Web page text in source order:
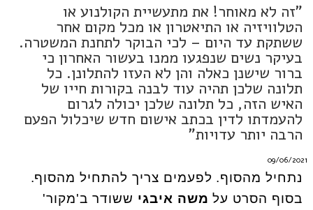
"זה לא מאוחר! את מתעשיית הקולנוע או
הטלוויזיה או התיאטרון או מכל מקום אחר
ששתקת עד היום – לכי הבוקר לתחנת המשטרה.
בעיקר נשים שנפגעו ממנו בעשור האחרון כי
ברור שישנן כאלה והן לא העזו להתלונן. כל
תלונה שלכן תהיה עוד לבנה בקורות חייו של
האיש הזה, כל תלונה שלכן יכולה לגרום
להעמדתו לדין בכתב אישום חדש שיכלול הפעם
הרבה יותר עדויות"
09/06/2021
נתחיל מהסוף. לפעמים צריך להתחיל מהסוף.
בסוף הסרט על משה איבגי ששודר ב'מקור'